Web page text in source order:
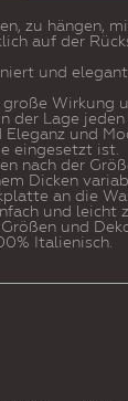
zu hängen,
auf der
und
große Wirkung
der Lage jeden
und
eingesetzt ist.
nach der
Dicken
an die
und leicht
und
Italienisch.